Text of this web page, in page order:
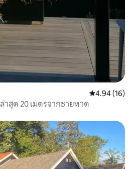
คะแนนเฉลี่ย
4.94 (16)
สุด 20 เมตรจากชายหาด